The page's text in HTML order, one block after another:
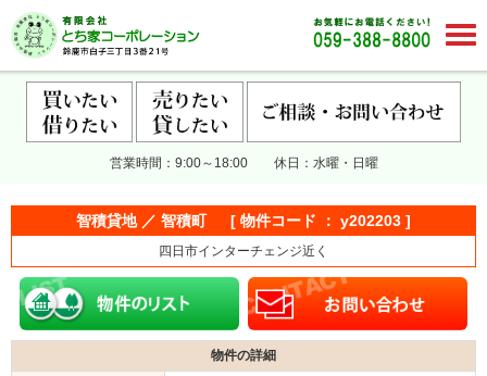
営業時間：9:00～18:00 休日：水曜・日曜
智積貸地 ／ 智積町 [ 物件コード ： y202203 ]
四日市インターチェンジ近く
物件の詳細